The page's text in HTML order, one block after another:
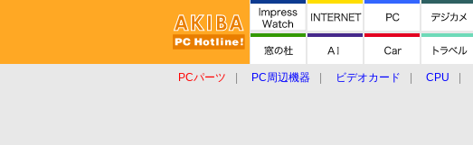
PCパーツ PC周辺機器 ビデオカード CPU